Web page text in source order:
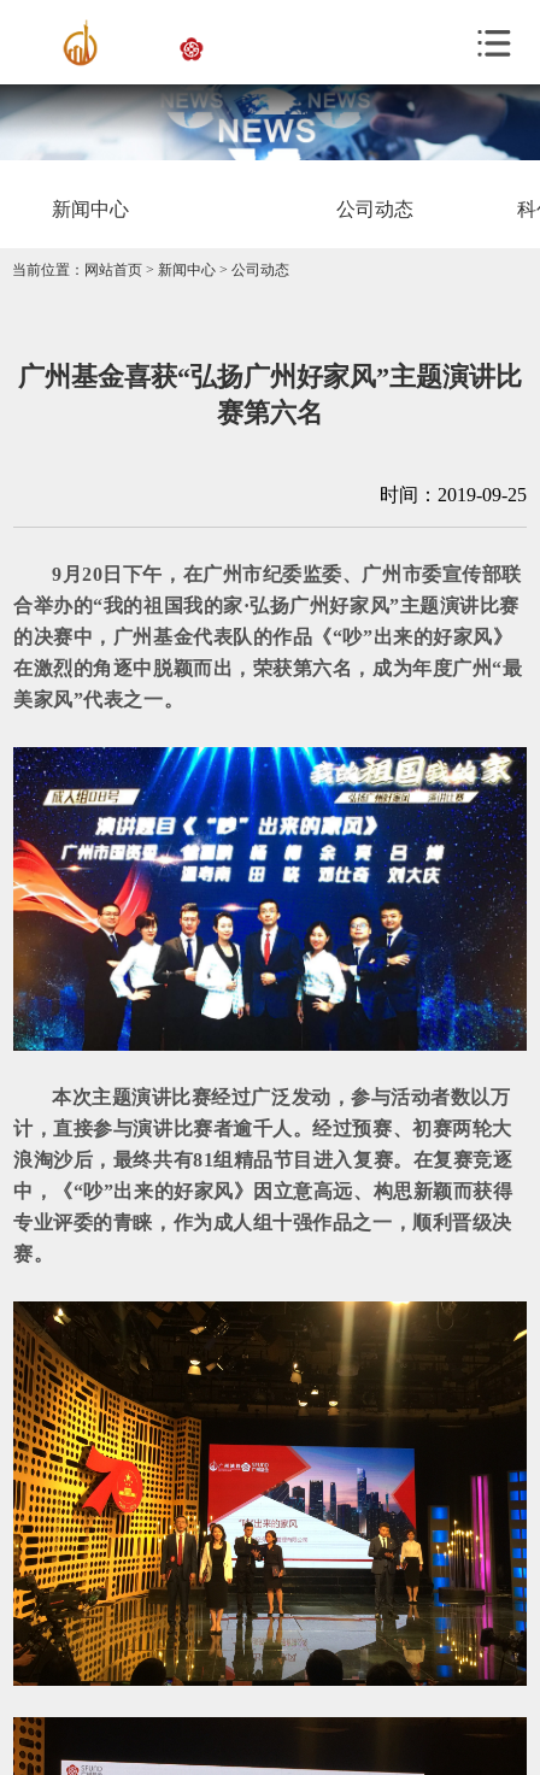
新闻中心 公司动态 科
当前位置： 网站首页 > 新闻中心 > 公司动态
广州基金喜获“弘扬广州好家风”主题演讲比
赛第六名
时间：2019-09-25
9月20日下午，在广州市纪委监委、广州市委宣传部联
合举办的“我的祖国我的家·弘扬广州好家风”主题演讲比赛
的决赛中，广州基金代表队的作品《“吵”出来的好家风》
在激烈的角逐中脱颖而出，荣获第六名，成为年度广州“最
美家风”代表之一。
本次主题演讲比赛经过广泛发动，参与活动者数以万
计，直接参与演讲比赛者逾千人。经过预赛、初赛两轮大
浪淘沙后，最终共有81组精品节目进入复赛。在复赛竞逐
中，《“吵”出来的好家风》因立意高远、构思新颖而获得
专业评委的青睐，作为成人组十强作品之一，顺利晋级决
赛。